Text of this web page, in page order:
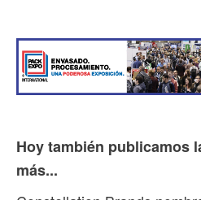
Hoy también publicamos
más...